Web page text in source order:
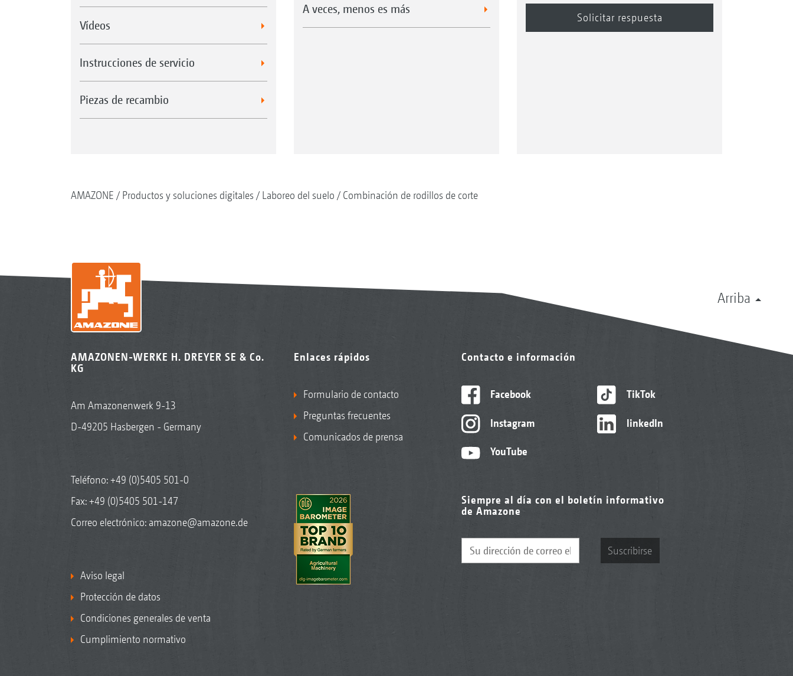
Vídeos
Instrucciones de servicio
Piezas de recambio
A veces, menos es más
AMAZONE Productos y soluciones digitales Laboreo del suelo Combinación de rodillos de corte
Arriba
AMAZONEN-WERKE H. DREYER SE & Co.
KG
Am Amazonenwerk 9-13
D-49205 Hasbergen - Germany
Teléfono:+49 (0)5405 501-0
Fax: +49 (0)5405 501-147
Correo electrónico: amazone@amazone.de
Aviso legal
Protección de datos
Condiciones generales de venta
Cumplimiento normativo
Enlaces rápidos
Formulario de contacto
Preguntas frecuentes
Comunicados de prensa
Contacto e información
Facebook
Instagram
YouTube
TikTok
linkedIn
Siempre al día con el boletín informativo
de Amazone
Suscribirse